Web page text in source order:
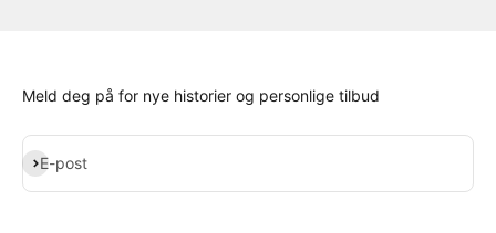
Meld deg på for nye historier og personlige tilbud
E-post
Abonner